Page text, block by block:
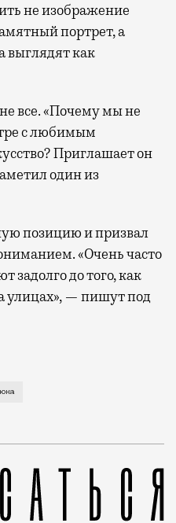
не изображение
портрет, а
выглядят как
все. «Почему мы не
с любимым
Приглашает он
один из
позицию и призвал
«Очень часто
задолго до того, как
улицах», — пишут под
района обратила